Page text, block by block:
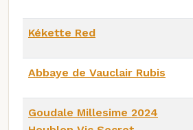
Kékette Red
Abbaye de Vauclair Rubis
Goudale Millesime 2024